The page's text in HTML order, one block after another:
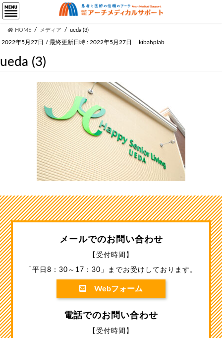
HOME メディア ueda (3)
2022年5月27日 / 最終更新日時 : 2022年5月27日 kibahplab
ueda (3)
メールでのお問い合わせ
【受付時間】
「平日8：30～17：30」までお受けしております。
Webフォーム
電話でのお問い合わせ
【受付時間】